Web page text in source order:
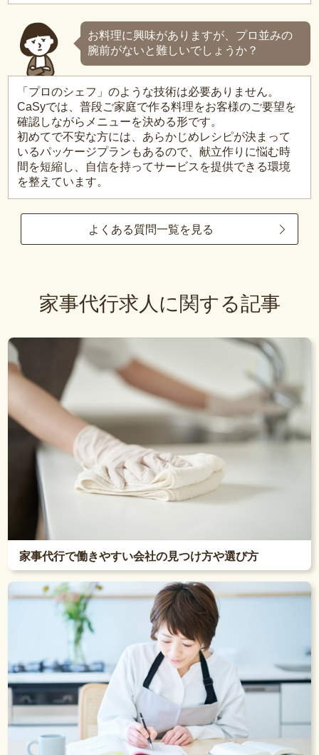
お料理に興味がありますが、プロ並みの
腕前がないと難しいでしょうか？
「プロのシェフ」のような技術は必要ありません。
CaSyでは、普段ご家庭で作る料理をお客様のご要望を
確認しながらメニューを決める形です。
初めてで不安な方には、あらかじめレシピが決まって
いるパッケージプランもあるので、献立作りに悩む時
間を短縮し、自信を持ってサービスを提供できる環境
を整えています。
よくある質問一覧を見る
家事代行求人に関する記事
家事代行で働きやすい会社の見つけ方や選び方